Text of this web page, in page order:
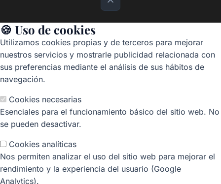
🍪 Uso de cookies
Utilizamos cookies propias y de terceros para mejorar
nuestros servicios y mostrarle publicidad relacionada con
sus preferencias mediante el análisis de sus hábitos de
navegación.
Cookies necesarias
Esenciales para el funcionamiento básico del sitio web. No
se pueden desactivar.
Cookies analíticas
Nos permiten analizar el uso del sitio web para mejorar el
rendimiento y la experiencia del usuario (Google
Analytics).